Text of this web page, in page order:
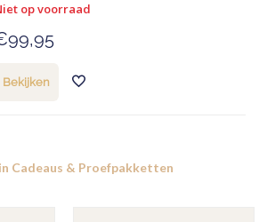
op voorraad
Bekijken
Cadeaus & Proefpakketten